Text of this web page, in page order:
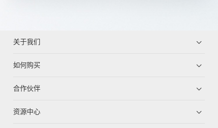
关于我们
如何购买
合作伙伴
资源中心